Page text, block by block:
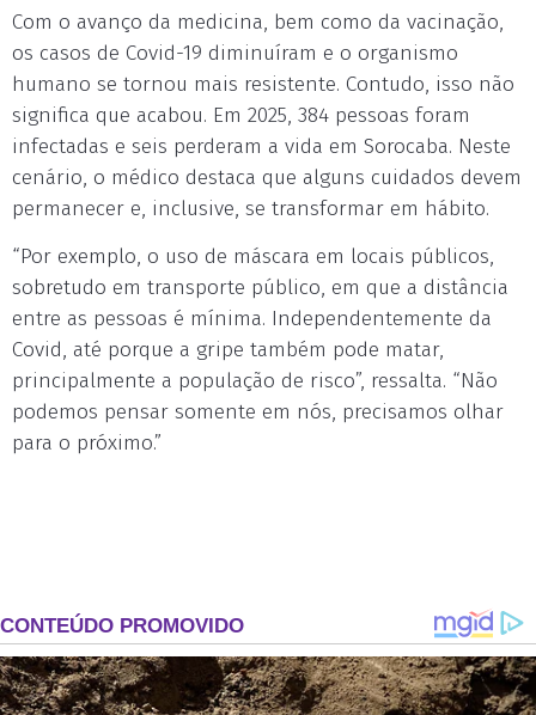
Com o avanço da medicina, bem como da vacinação,
os casos de Covid-19 diminuíram e o organismo
humano se tornou mais resistente. Contudo, isso não
significa que acabou. Em 2025, 384 pessoas foram
infectadas e seis perderam a vida em Sorocaba. Neste
cenário, o médico destaca que alguns cuidados devem
permanecer e, inclusive, se transformar em hábito.
“Por exemplo, o uso de máscara em locais públicos,
sobretudo em transporte público, em que a distância
entre as pessoas é mínima. Independentemente da
Covid, até porque a gripe também pode matar,
principalmente a população de risco”, ressalta. “Não
podemos pensar somente em nós, precisamos olhar
para o próximo.”